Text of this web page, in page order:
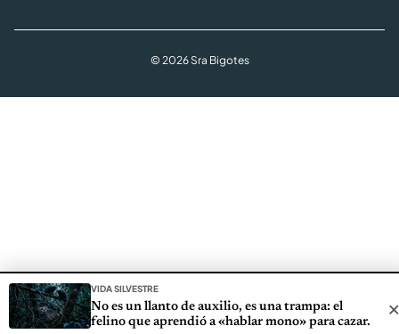
VIDA SILVESTRE
No es un llanto de auxilio, es una trampa: el
felino que aprendió a «hablar mono» para cazar.
© 2026 Sra Bigotes